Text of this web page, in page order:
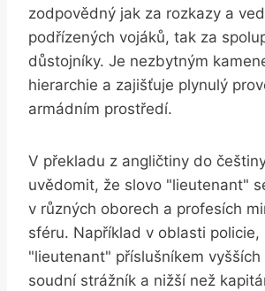
zodpovědný jak za rozkazy a
podřízených vojáků, tak za
důstojníky. Je nezbytným
hierarchie a zajišťuje plynulý
armádním prostředí.
V překladu z angličtiny do
uvědomit, že slovo "lieutenant"
v různých oborech a profesích
sféru. Například v oblasti policie,
"lieutenant" příslušníkem
soudní strážník a nižší než